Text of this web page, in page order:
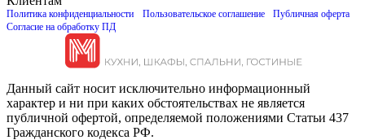
Политика конфиденциальности Пользовательское соглашение
Публичная оферта
Согласие на обработку ПД
Данный сайт носит исключительно информационный
характер и ни при каких обстоятельствах не является
публичной офертой, определяемой положениями Статьи 437
Гражданского кодекса РФ.